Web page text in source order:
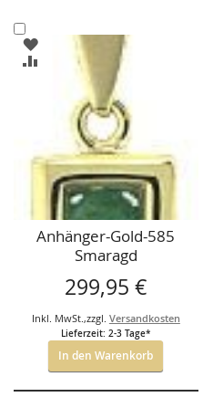
den
Warenkorb
ZUR
WUNSCHLISTE
HINZUFÜGEN
ZUR
VERGLEICHSLISTE
HINZUFÜGEN
Anhänger-Gold-585
Smaragd
299,95 €
Inkl. MwSt. ,zzgl. Versandkosten
Lieferzeit: 2-3 Tage*
In den Warenkorb